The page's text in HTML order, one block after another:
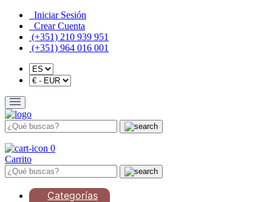
Iniciar Sesión
Crear Cuenta
(+351) 210 939 951
(+351) 964 016 001
0
Carrito
Categorías